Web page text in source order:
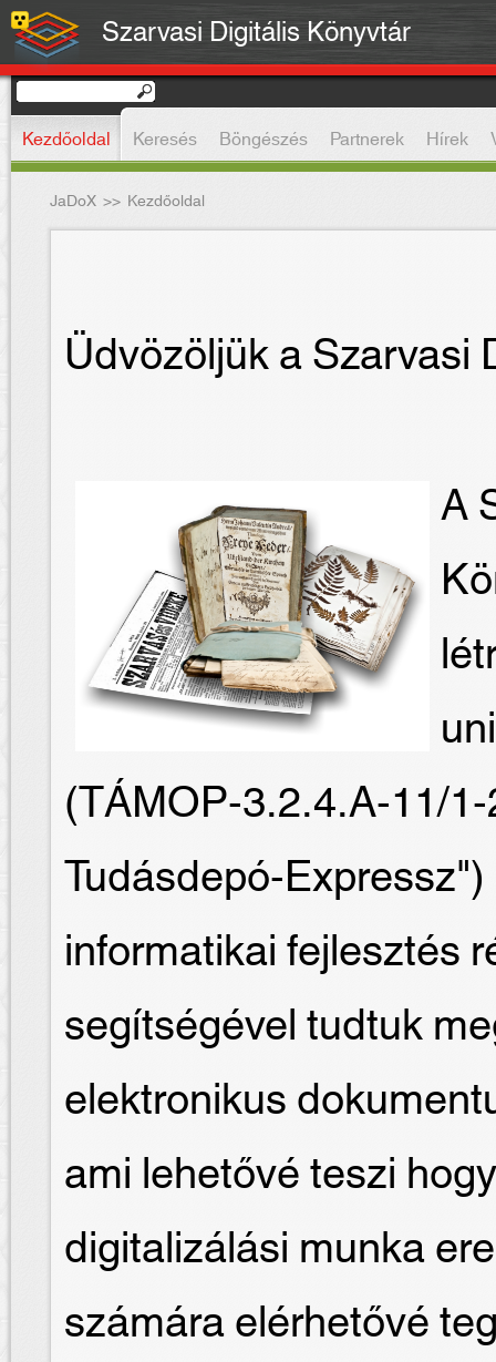
Szarvasi Digitális Könyvtár
Kezdőoldal Keresés Böngészés Partnerek Hírek
JaDoX >> Kezdőoldal
Üdvözöljük a Szarvasi
A
(TÁMOP-3.2.4.A-11/
Tudásdepó-
informatikai fejlesztés
segítségével tudtuk
elektronikus
ami lehetővé teszi
digitalizálási munka
számára elérhetővé